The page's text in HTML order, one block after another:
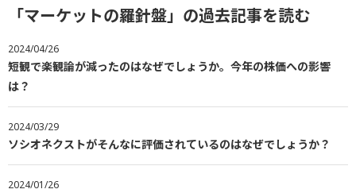
「マーケットの羅針盤」の過去記事を読む
2024/04/26
短観で楽観論が減ったのはなぜでしょうか。今年の株価への影響
は？
2024/03/29
ソシオネクストがそんなに評価されているのはなぜでしょうか？
2024/01/26